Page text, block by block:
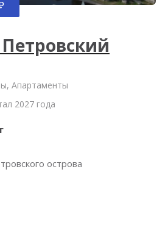
Апартаменты
2027 года
острова